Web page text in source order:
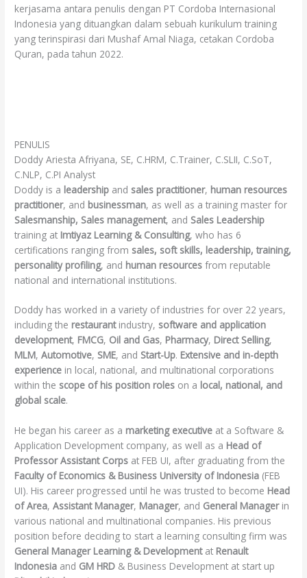
kerjasama antara penulis dengan PT Cordoba Internasional
Indonesia yang dituangkan dalam sebuah kurikulum training
yang terinspirasi dari Mushaf Amal Niaga, cetakan Cordoba
Quran, pada tahun 2022.
PENULIS
Doddy Ariesta Afriyana, SE, C.HRM, C.Trainer, C.SLII, C.SoT,
C.NLP, C.PI Analyst
Doddy is a leadership and sales practitioner, human resources
practitioner, and businessman, as well as a training master for
Salesmanship, Sales management, and Sales Leadership
training at Imtiyaz Learning &Consulting, who has 6
certifications ranging from sales, soft skills, leadership, training,
personality profiling, and human resourcesfrom reputable
national and international institutions.
Doddy has worked in a variety of industries for over 22 years,
including the restaurant industry, software and application
development, FMCG, Oil and Gas, Pharmacy, Direct Selling,
MLM,Automotive, SME, and Start-Up. Extensive and in-depth
experience in local, national, and multinational corporations
within the scope of his position roles on a local, national, and
global scale.
He began his career as a marketing executive at a Software &
Application Development company, as well as a Head of
Professor Assistant Corps at FEB UI, after graduating from the
Faculty of Economics & Business University of Indonesia (FEB
UI). His career progressed until he was trusted to become Head
of Area,Assistant Manager, Manager, and General Manager in
various national and multinational companies. His previous
position before deciding to start a learning consulting firm was
General Manager Learning & Development at Renault
Indonesia and GM HRD & Business Development at start up